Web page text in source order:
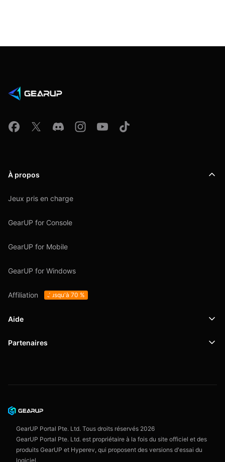
À propos
Jeux pris en charge
GearUP for Console
GearUP for Mobile
GearUP for Windows
Affiliation Jusqu'à 70 %
Aide
Support
Conditions d'utilisation
Partenaires
GearUP Portal Pte. Ltd. Tous droits réservés 2026
GearUP Portal Pte. Ltd. est propriétaire à la fois du site officiel et des
produits GearUP et Hyperev, qui proposent des versions d'essai du
logiciel.